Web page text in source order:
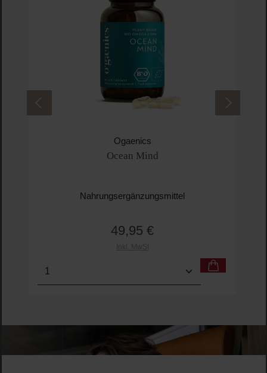
Ogaenics
Ocean Mind
Nahrungsergänzungsmittel
Regulärer Preis:
49,95 €
Inkl. MwSt
Produkt Anzahl: Gib den gewünschten Wert